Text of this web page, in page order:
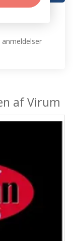
anmeldelser
af Virum